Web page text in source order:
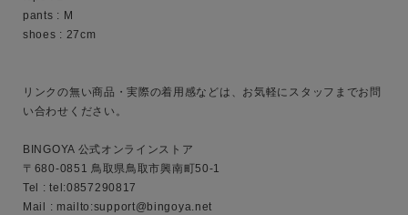
カテゴリ
サイズ
ブランド
pants : M
shoes : 27cm
リンクの無い商品・実際の着用感などは、お気軽にスタッフまでお問
い合わせください。
BINGOYA 公式オンラインストア
〒680-0851 鳥取県鳥取市興南町50-1
Tel : tel:0857290817
Mail : mailto:support@bingoya.net